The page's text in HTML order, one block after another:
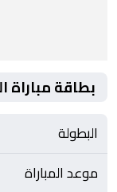
بطاقة
البطولة
موعد المباراة